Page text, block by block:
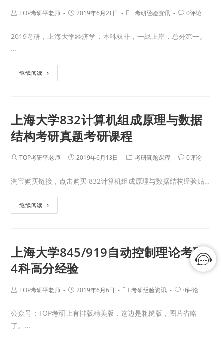
TOP考研平老师 2019年6月21日 考研经验资讯 0评论
2019考研，上海大学经济学，本科双非，一战上岸，总分第一。
…
继续阅读
上海大学832计算机组成原理与数据
结构考研真题考研课程
TOP考研平老师 2019年6月13日 考研真题课程 0评论
淘宝购买链接，点击购买 832计算机组成原理与数据结构经验贴…
继续阅读
上海大学845/919自动控制理论考研
4科高分经验
TOP考研平老师 2019年6月6日 考研经验资讯 0评论
公众号：TOP考研上有排版精美版，这边是粗糙版，图片省略
了。…